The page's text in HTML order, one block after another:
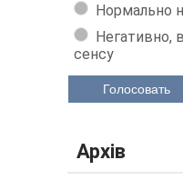
Нормально
Негативно,
сенсу
Голосовать
Архів